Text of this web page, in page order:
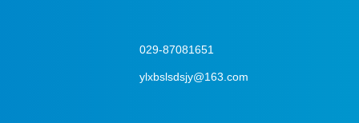
029-87081651
ylxbslsdsjy@163.com